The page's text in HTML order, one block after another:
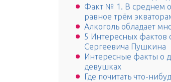
Факт № 1. В среднем
равное трём
Алкоголь обладает
5 Интересных
Сергеевича Пушкина
Интересные факты о
девушках
Где почитать что-